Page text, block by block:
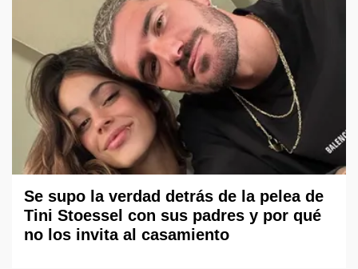
Se supo la verdad detrás de la pelea de
Tini Stoessel con sus padres y por qué
no los invita al casamiento